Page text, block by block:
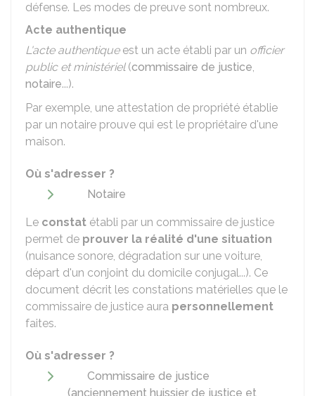
défense. Les modes de preuve sont nombreux.
Acte authentique
L'acte authentiqueest un acte établi par un officier
public et ministériel(commissaire de justice,
notaire...).
Par exemple, une attestation de propriété établie
par un notaire prouve qui est le propriétaire d'une
maison.
Où s'adresser ?
Notaire
Le constat établi par un commissaire de justice
permet de prouver la réalité d'une situation
(nuisance sonore, dégradation sur une voiture,
départ d'un conjoint du domicile conjugal...). Ce
document décrit les constations matérielles que le
commissaire de justice aura personnellement
faites.
Où s'adresser ?
Commissaire de justice
(anciennement huissier de justice et